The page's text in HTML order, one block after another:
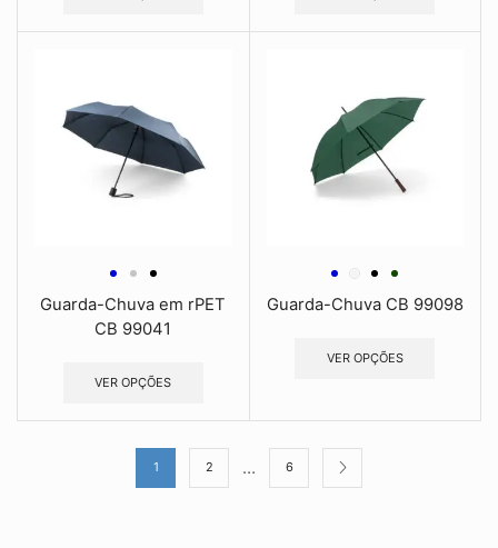
Guarda-Chuva em rPET
CB 99041
VER OPÇÕES
Guarda-Chuva CB 99098
VER OPÇÕES
1 2 … 6